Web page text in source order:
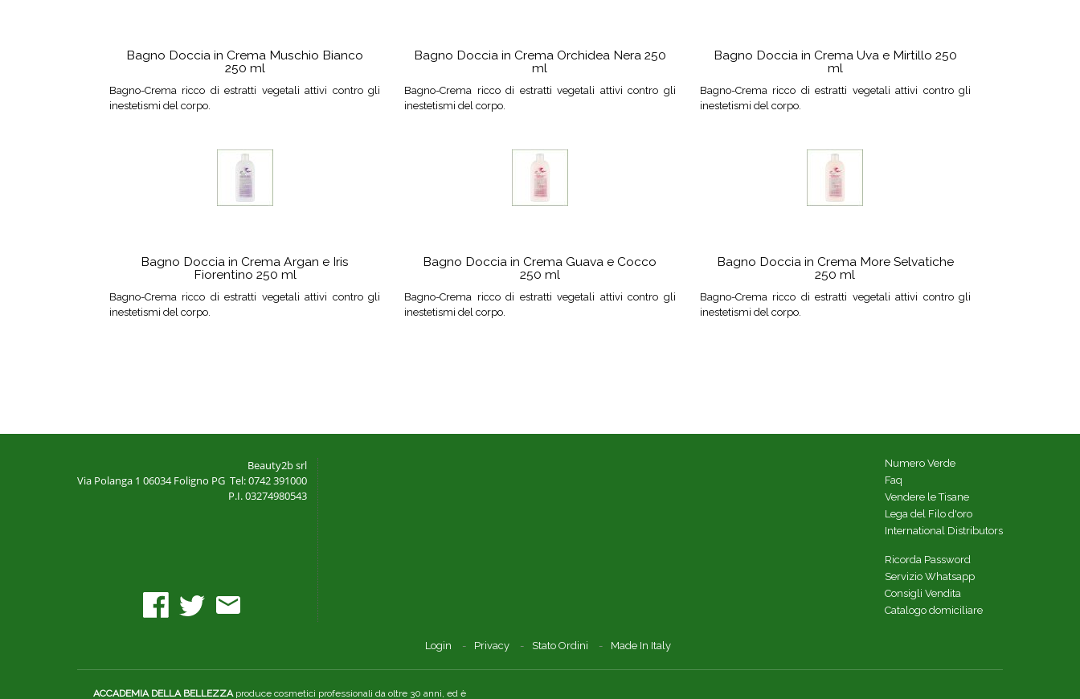
Bagno Doccia in Crema Muschio Bianco
250 ml
Bagno-Crema ricco di estratti vegetali attivi contro gli
inestetismi del corpo.
Bagno Doccia in Crema Orchidea Nera 250
ml
Bagno-Crema ricco di estratti vegetali attivi contro gli
inestetismi del corpo.
Bagno Doccia in Crema Uva e Mirtillo 250
ml
Bagno-Crema ricco di estratti vegetali attivi contro gli
inestetismi del corpo.
Bagno Doccia in Crema Argan e Iris
Fiorentino 250 ml
Bagno-Crema ricco di estratti vegetali attivi contro gli
inestetismi del corpo.
Bagno Doccia in Crema Guava e Cocco
250 ml
Bagno-Crema ricco di estratti vegetali attivi contro gli
inestetismi del corpo.
Bagno Doccia in Crema More Selvatiche
250 ml
Bagno-Crema ricco di estratti vegetali attivi contro gli
inestetismi del corpo.
Beauty2b srl
Via Polanga 1 06034 Foligno PG Tel: 0742 391000
P.I. 03274980543
Numero Verde
Faq
Vendere le Tisane
Lega del Filo d'oro
International Distributors
Ricorda Password
Servizio Whatsapp
Consigli Vendita
Catalogo domiciliare
Login Privacy Stato Ordini Made In Italy
ACCADEMIA DELLA BELLEZZA produce cosmetici professionali da oltre 30 anni, ed è